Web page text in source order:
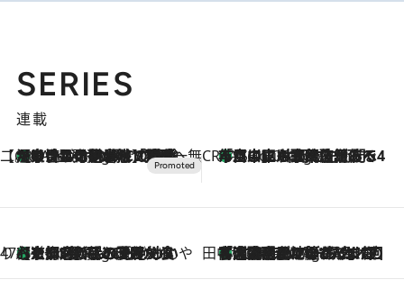
SERIES
連載
【CREA×星野リゾート】唯一無二。癒しと発見が待つ場所へ
4 Hours Ago
【トンボの足水浴】ヒノキの香りに包まれて涼感マックス！約13℃の湧水かけ流しを避暑地「星野温泉 トンボの湯」で体験 CREA'S CHOICE
6 Hours Ago
「立川にも歌舞伎があるんだよ」 片岡仁左衛門・市川中車ら豪華座組みで4年目の立川立飛歌舞伎へ
47都道府県の手みやげ ひんやりスイーツで夏を満喫
6 Hours Ago
【京都府】この夏絶対食べたい 冷やしておいしいおやつ3選 ひと口目から心を掴む新緑のテリーヌ 田中稲の勝手に再ブーム
11 Hours Ago
「湘南乃風に憧れて」観客大盛上がりの“タオル回し”に、ラッパー顔負けの高速歌唱まで…さだまさし（74）のアグレッシブすぎる現在地